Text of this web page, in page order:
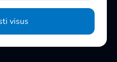
visus